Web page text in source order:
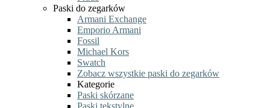
Paski do zegarków
Armani Exchange
Emporio Armani
Fossil
Michael Kors
Swatch
Zobacz wszystkie paski do zegarków
Kategorie
Paski skórzane
Paski tekstylne